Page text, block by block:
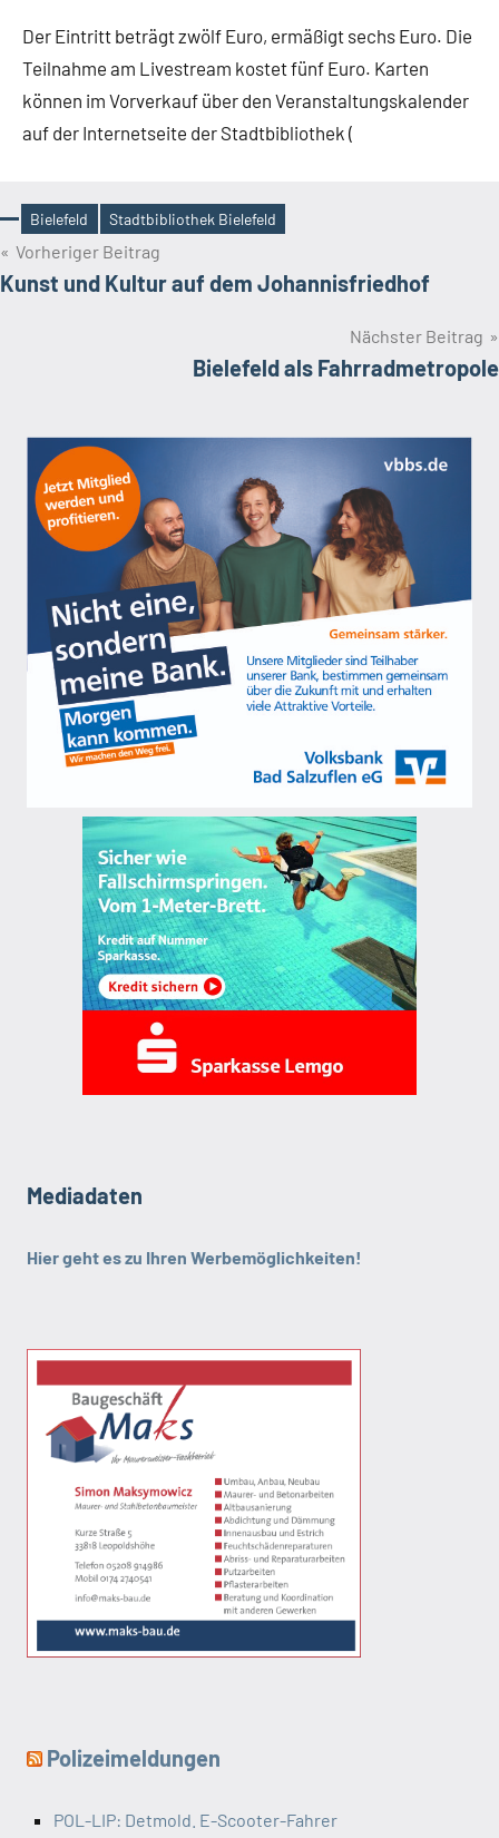
Der Eintritt beträgt zwölf Euro, ermäßigt sechs Euro. Die
Teilnahme am Livestream kostet fünf Euro. Karten
können im Vorverkauf über den Veranstaltungskalender
auf der Internetseite der Stadtbibliothek (
Schlagwörter
Bielefeld Stadtbibliothek Bielefeld
Beitragsnavigation
Vorheriger Beitrag
Kunst und Kultur auf dem Johannisfriedhof
Nächster Beitrag
Bielefeld als Fahrradmetropole
Mediadaten
Hier geht es zu Ihren Werbemöglichkeiten!
Polizeimeldungen
POL-LIP: Detmold. E-Scooter-Fahrer